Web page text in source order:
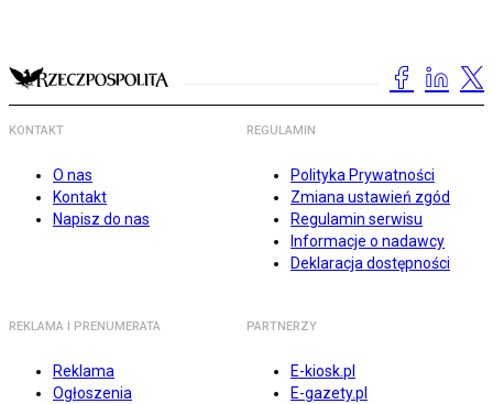
KONTAKT
O nas
Kontakt
Napisz do nas
REGULAMIN
Polityka Prywatności
Zmiana ustawień zgód
Regulamin serwisu
Informacje o nadawcy
Deklaracja dostępności
REKLAMA I PRENUMERATA
Reklama
Ogłoszenia
PARTNERZY
E-kiosk.pl
E-gazety.pl